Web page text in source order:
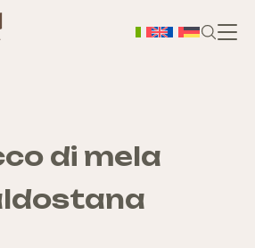
di mela